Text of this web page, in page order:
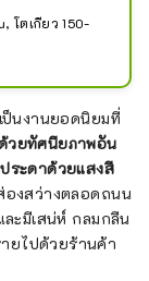
โตเกียว 150-
ป็นงานยอดนิยมที่
วยทัศนียภาพอัน
ระดาด้วยแสงสี
องสว่างตลอดถนน
ละมีเสน่ห์ กลมกลืน
ยไปด้วยร้านค้า